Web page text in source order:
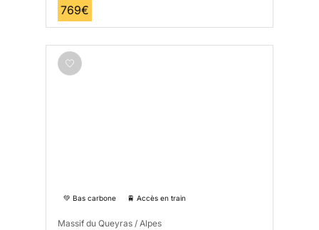
769€
💚 Bas carbone 🚆 Accès en train
Massif du Queyras / Alpes